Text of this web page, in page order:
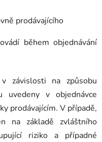
prodávajícího
během objednávání
závislosti na způsobu
v objednávce
prodávajícím. V případě,
na základě zvláštního
riziko a případné